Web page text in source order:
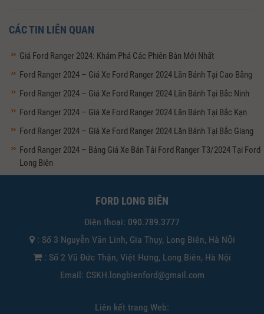
CÁC TIN LIÊN QUAN
Giá Ford Ranger 2024: Khám Phá Các Phiên Bản Mới Nhất
Ford Ranger 2024 – Giá Xe Ford Ranger 2024 Lăn Bánh Tại Cao Bằng
Ford Ranger 2024 – Giá Xe Ford Ranger 2024 Lăn Bánh Tại Bắc Ninh
Ford Ranger 2024 – Giá Xe Ford Ranger 2024 Lăn Bánh Tại Bắc Kạn
Ford Ranger 2024 – Giá Xe Ford Ranger 2024 Lăn Bánh Tại Bắc Giang
Ford Ranger 2024 – Bảng Giá Xe Bán Tải Ford Ranger T3/2024 Tại Ford
Long Biên
FORD LONG BIÊN
Điện thoại: 090.789.3777
: Số 3 Nguyễn Văn Linh, Gia Thụy, Long Biên, Hà Nội
: Số 2 Vũ Đức Thận, Việt Hưng, Long Biên, Hà Nội
Email: CSKH.longbienford@gmail.com
Liên kết trang Web: